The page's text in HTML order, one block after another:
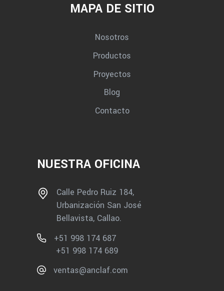
MAPA DE SITIO
Nosotros
Productos
Proyectos
Blog
Contacto
NUESTRA OFICINA
Calle Pedro Ruiz 184,
Urbanización San José
Bellavista, Callao.
+51 998 174 687
+51 998 174 689
ventas@anclaf.com